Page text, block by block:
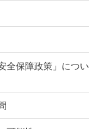
全保障政策」につい